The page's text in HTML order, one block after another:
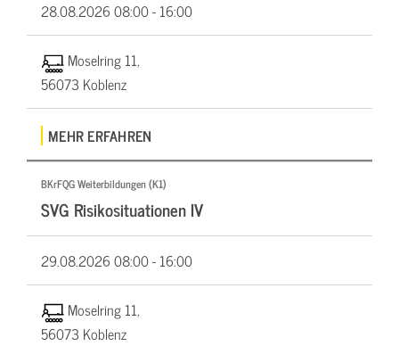
28.08.202608:00 - 16:00
Moselring 11,
56073 Koblenz
MEHR ERFAHREN
BKrFQG Weiterbildungen (K1)
SVG Risikosituationen IV
29.08.202608:00 - 16:00
Moselring 11,
56073 Koblenz